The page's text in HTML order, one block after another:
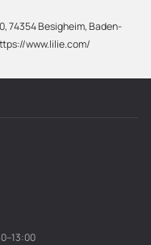
74354 Besigheim, Baden-
www.lilie.com/